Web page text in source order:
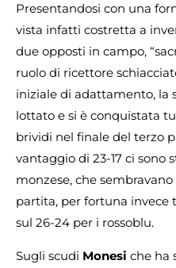
Presentandosi con una
vista infatti costretta a
due opposti in campo,
ruolo di ricettore
iniziale di adattamento, la
lottato e si è conquistata
brividi nel finale del terzo
vantaggio di 23-17 ci sono
monzese, che
partita, per fortuna
sul 26-24 per i rossoblu.
Sugli scudi Monesi che ha